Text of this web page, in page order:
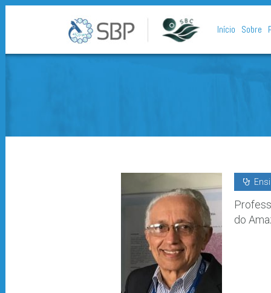
Início Sobre
do